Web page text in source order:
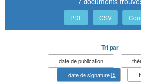
PDF CSV
Tri par
date de publication
date de signature